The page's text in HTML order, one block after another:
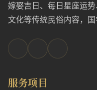
嫁娶吉日、每日星座运
文化等传统民俗内容，国
服务项目